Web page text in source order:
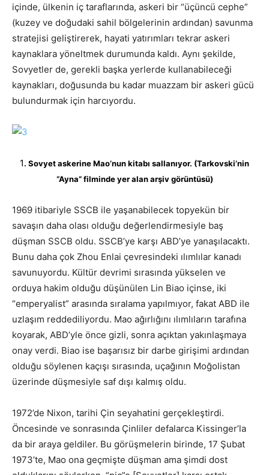
içinde, ülkenin iç taraflarında, askeri bir “üçüncü cephe”
(kuzey ve doğudaki sahil bölgelerinin ardından) savunma
stratejisi geliştirerek, hayati yatırımları tekrar askeri
kaynaklara yöneltmek durumunda kaldı. Aynı şekilde,
Sovyetler de, gerekli başka yerlerde kullanabileceği
kaynakları, doğusunda bu kadar muazzam bir askeri gücü
bulundurmak için harcıyordu.
1. Sovyet askerine Mao’nun kitabı sallanıyor. (Tarkovski’nin
“Ayna” filminde yer alan arşiv görüntüsü)
1969 itibariyle SSCB ile yaşanabilecek topyekün bir
savaşın daha olası olduğu değerlendirmesiyle baş
düşman SSCB oldu. SSCB’ye karşı ABD’ye yanaşılacaktı.
Bunu daha çok Zhou Enlai çevresindeki ılımlılar kanadı
savunuyordu. Kültür devrimi sırasında yükselen ve
orduya hakim olduğu düşünülen Lin Biao içinse, iki
“emperyalist” arasında sıralama yapılmıyor, fakat ABD ile
uzlaşım reddediliyordu. Mao ağırlığını ılımlıların tarafına
koyarak, ABD’yle önce gizli, sonra açıktan yakınlaşmaya
onay verdi. Biao ise başarısız bir darbe girişimi ardından
olduğu söylenen kaçışı sırasında, uçağının Moğolistan
üzerinde düşmesiyle saf dışı kalmış oldu.
1972’de Nixon, tarihi Çin seyahatini gerçekleştirdi.
Öncesinde ve sonrasında Çinliler defalarca Kissinger’la
da bir araya geldiler. Bu görüşmelerin birinde, 17 Şubat
1973’te, Mao ona geçmişte düşman ama şimdi dost